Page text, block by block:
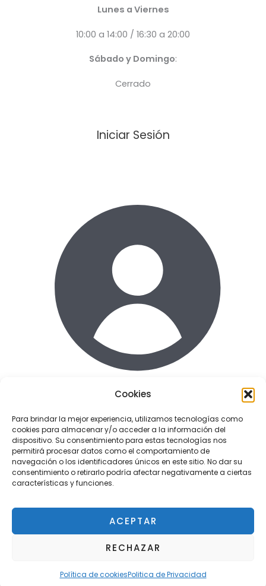
Cookies
Para brindar la mejor experiencia, utilizamos tecnologías como
cookies para almacenar y/o acceder a la información del
dispositivo. Su consentimiento para estas tecnologías nos
permitirá procesar datos como el comportamiento de
navegación o los identificadores únicos en este sitio. No dar su
consentimiento o retirarlo podría afectar negativamente a ciertas
características y funciones.
ACEPTAR
RECHAZAR
Política de cookiesPolitica de Privacidad
Lunes a Viernes
10:00 a 14:00 / 16:30 a 20:00
Sábado y Domingo:
Cerrado
Iniciar Sesión
Enlaces de interes
Terminos y condiciones uso
Politica de Privacidad
Política de cookies
Copyright © 2026 Tactil Repair - Servicio técnico